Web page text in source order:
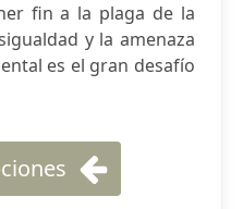
fin a la plaga de la
y la amenaza
es el gran desafío